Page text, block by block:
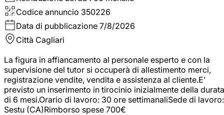
Codice annuncio 350226
Data di pubblicazione 7/8/2026
Città Cagliari
La figura in affiancamento al personale esperto e con la
supervisione del tutor si occuperà di allestimento merci,
registrazione vendite, vendita e assistenza al cliente.E'
previsto un inserimento in tirocinio inizialmente della durata
di 6 mesi.Orario di lavoro: 30 ore settimanaliSede di lavoro:
Sestu (CA)Rimborso spese 700€